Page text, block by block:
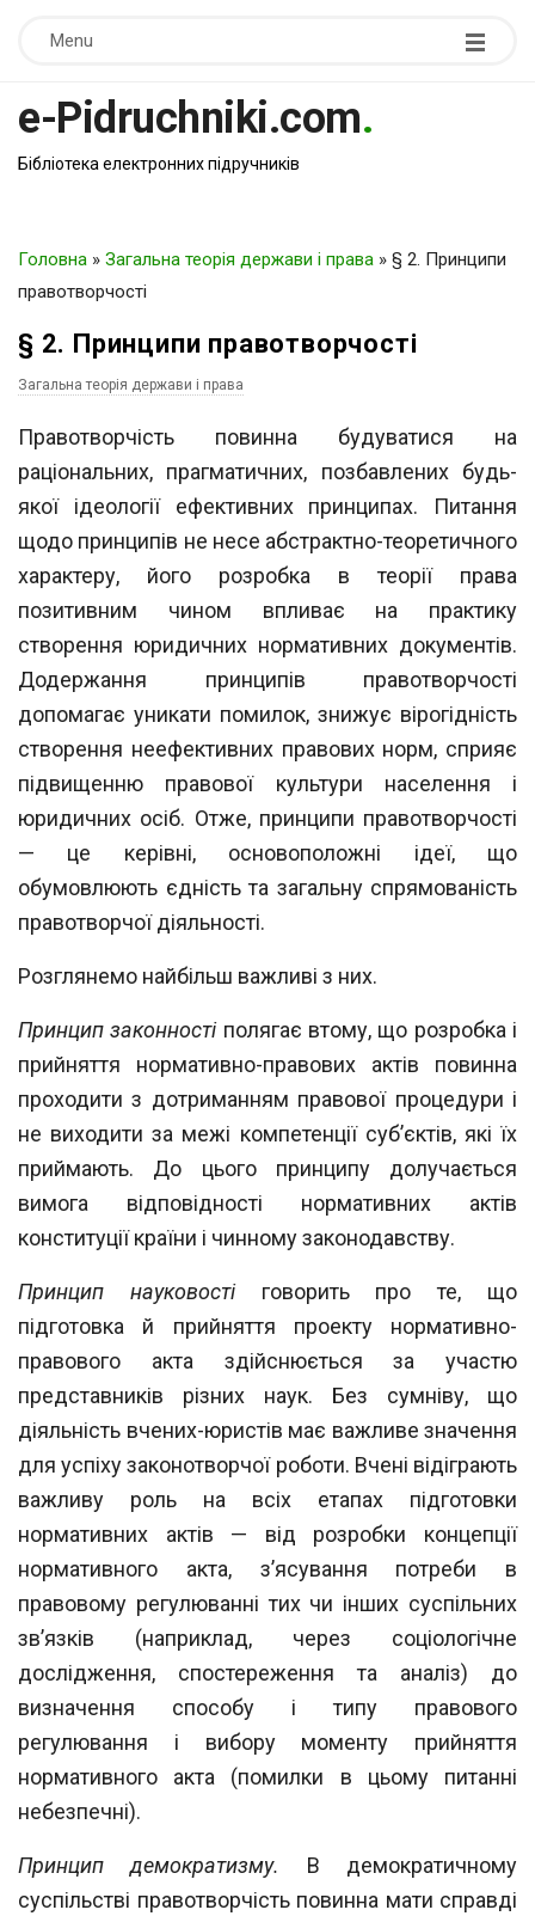
Menu
e-Pidruchniki.com.
Бібліотека електронних підручників
Головна » Загальна теорія держави і права » § 2. Принципи
правотворчості
§ 2. Принципи правотворчості
Загальна теорія держави і права
Правотворчість повинна будуватися на
раціональних, прагматичних, позбавлених будь-
якої ідеології ефективних принципах. Питання
щодо принципів не несе абстрактно-теоретичного
характеру, його розробка в теорії права
позитивним чином впливає на практику
створення юридичних нормативних документів.
Додержання принципів правотворчості
допомагає уникати помилок, знижує вірогідність
створення неефективних правових норм, сприяє
підвищенню правової культури населення і
юридичних осіб. Отже, принципи правотворчості
— це керівні, основоположні ідеї, що
обумовлюють єдність та загальну спрямованість
правотворчої діяльності.
Розглянемо найбільш важливі з них.
Принцип законності полягає втому, що розробка і
прийняття нормативно-правових актів повинна
проходити з дотриманням правової процедури і
не виходити за межі компетенції суб’єктів, які їх
приймають. До цього принципу долучається
вимога відповідності нормативних актів
конституції країни і чинному законодавству.
Принцип науковості говорить про те, що
підготовка й прийняття проекту нормативно-
правового акта здійснюється за участю
представників різних наук. Без сумніву, що
діяльність вчених-юристів має важливе значення
для успіху законотворчої роботи. Вчені відіграють
важливу роль на всіх етапах підготовки
нормативних актів — від розробки концепції
нормативного акта, з’ясування потреби в
правовому регулюванні тих чи інших суспільних
зв’язків (наприклад, через соціологічне
дослідження, спостереження та аналіз) до
визначення способу і типу правового
регулювання і вибору моменту прийняття
нормативного акта (помилки в цьому питанні
небезпечні).
Принцип демократизму. В демократичному
суспільстві правотворчість повинна мати справді